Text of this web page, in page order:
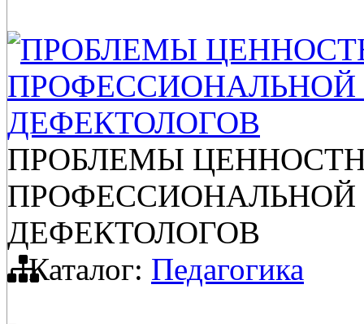
ПРОБЛЕМЫ
ПРОФЕССИОНАЛЬНОЙ
ДЕФЕКТОЛОГОВ
ПРОБЛЕМЫ
ПРОФЕССИОНАЛЬНОЙ
ДЕФЕКТОЛОГОВ
Каталог: Педагогика